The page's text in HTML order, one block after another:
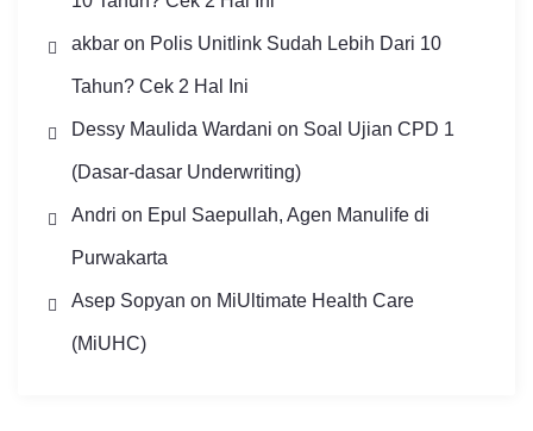
akbaron Polis Unitlink Sudah Lebih Dari 10
Tahun? Cek 2 Hal Ini
Dessy Maulida Wardani on Soal Ujian CPD 1
(Dasar-dasar Underwriting)
Andri on Epul Saepullah, Agen Manulife di
Purwakarta
Asep Sopyan on MiUltimate Health Care
(MiUHC)